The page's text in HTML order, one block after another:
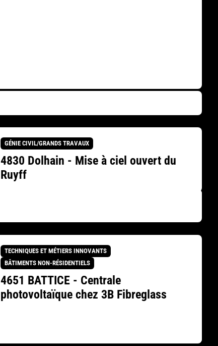
GÉNIE CIVIL/GRANDS TRAVAUX
4830 Dolhain - Mise à ciel ouvert du
Ruyff
TECHNIQUES ET MÉTIERS INNOVANTS
BÂTIMENTS NON-RÉSIDENTIELS
4651 BATTICE - Centrale
photovoltaïque chez 3B Fibreglass